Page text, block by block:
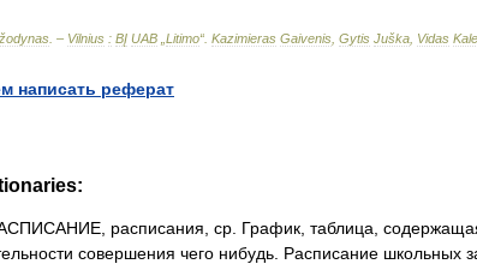
žodynas . – Vilnius : BĮ UAB Litimo“ Kazimieras Gaivenis Gytis Juška Vidas
написать реферат
расписания, ср. График, таблица,
совершения чего нибудь. Расписание школьных